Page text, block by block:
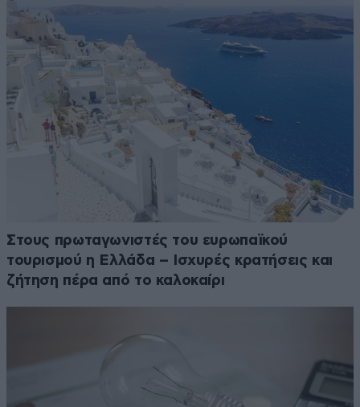
Στους πρωταγωνιστές του ευρωπαϊκού
τουρισμού η Ελλάδα – Ισχυρές κρατήσεις και
ζήτηση πέρα από το καλοκαίρι